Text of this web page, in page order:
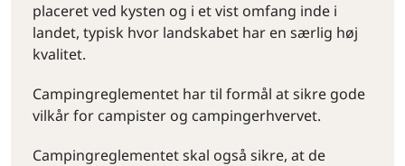
placeret ved kysten og i et vist omfang inde i
landet, typisk hvor landskabet har en særlig høj
kvalitet.
Campingreglementet har til formål at sikre gode
vilkår for campister og campingerhvervet.
Campingreglementet skal også sikre, at de